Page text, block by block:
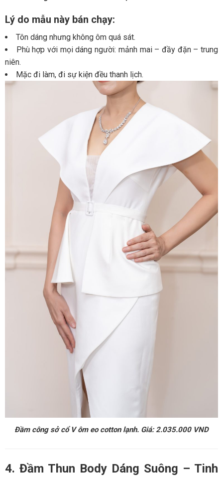
Lý do mẫu này bán chạy:
Tôn dáng nhưng không ôm quá sát.
Phù hợp với mọi dáng người: mảnh mai – đầy đặn – trung
niên.
Mặc đi làm, đi sự kiện đều thanh lịch.
Đầm công sở cổ V ôm eo cotton lạnh. Giá: 2.035.000 VND
4. Đầm Thun Body Dáng Suông – Tinh